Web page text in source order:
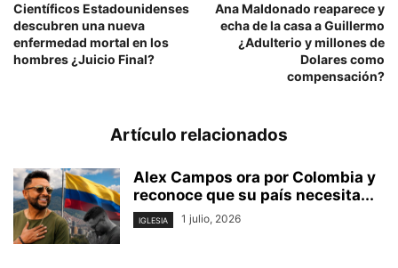
Científicos Estadounidenses
descubren una nueva
enfermedad mortal en los
hombres ¿Juicio Final?
Ana Maldonado reaparece y
echa de la casa a Guillermo
¿Adulterio y millones de
Dolares como
compensación?
Artículo relacionados
Alex Campos ora por Colombia y
reconoce que su país necesita...
IGLESIA 1 julio, 2026